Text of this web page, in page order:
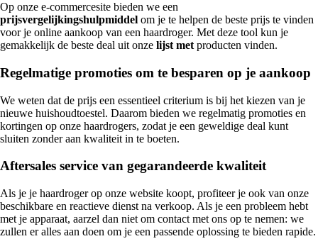
Op onze e-commercesite bieden we een
prijsvergelijkingshulpmiddel om je te helpen de beste prijs te vinden
voor je online aankoop van een haardroger. Met deze tool kun je
gemakkelijk de beste deal uit onze lijst met producten vinden.
Regelmatige promoties om te besparen op je aankoop
We weten dat de prijs een essentieel criterium is bij het kiezen van je
nieuwe huishoudtoestel. Daarom bieden we regelmatig promoties en
kortingen op onze haardrogers, zodat je een geweldige deal kunt
sluiten zonder aan kwaliteit in te boeten.
Aftersales service van gegarandeerde kwaliteit
Als je je haardroger op onze website koopt, profiteer je ook van onze
beschikbare en reactieve dienst na verkoop. Als je een probleem hebt
met je apparaat, aarzel dan niet om contact met ons op te nemen: we
zullen er alles aan doen om je een passende oplossing te bieden rapide.